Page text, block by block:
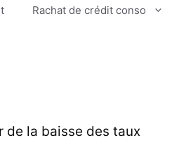
Rachat de crédit conso
de la baisse des taux